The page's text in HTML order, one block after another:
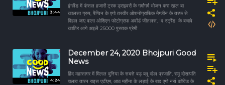
3:44
इंग्लैंड में फंसल हजारों ट्रक ड्राइवरों के गर्मागर्म भोजन करा रहल बा
खालसा ग्रुप, पेंग्विन के एगो तस्वीर ओशनोग्राफिक मैग्जीन के तरफ से
दिहल जाए वाला ओशिएन फोटोग्राफ अवॉर्ड जीतलस, 'द स्ट्रैंड' के बचावे
खातिर आगे अइलें 25000 पुस्तक प्रेमी
4:24
December 24, 2020 Bhojpuri Good
News
हिंद महासागर में मिलल दुनिया के सबसे बड़ ब्लू व्हेल प्रजाति, रामू दोसापति
चलाव तारन राइस एटीएम, आठ महीना के लड़ाई के बाद एगो नर्स कोविड के